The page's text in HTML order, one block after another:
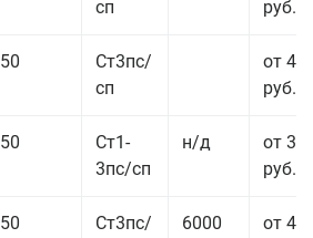
сп
руб.
50
Ст3пс/
сп
от 43
руб.
50
Ст1-
3пс/сп
н/д
от 35
руб.
50
Ст3пс/
6000
от 43